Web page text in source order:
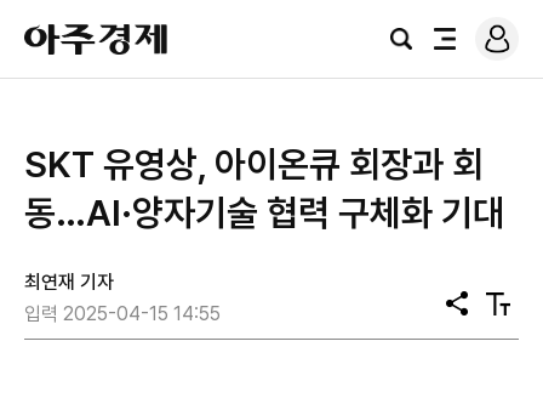
아
주
경
검
전
로
그
SKT 유영상, 아이온큐 회장과 회
동…AI·양자기술 협력 구체화 기대
최연재 기자
입력 2025-04-15 14:55
공
유
텍
스